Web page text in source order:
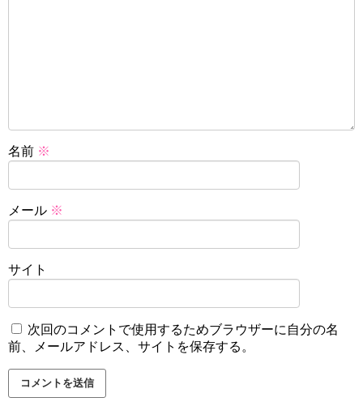
名前 ※
メール ※
サイト
次回のコメントで使用するためブラウザーに自分の名
前、メールアドレス、サイトを保存する。